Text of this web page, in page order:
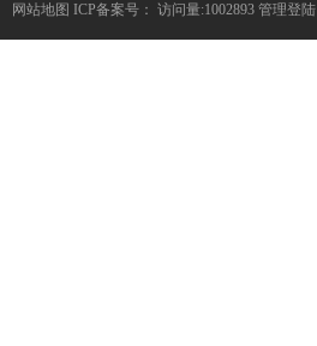
网站地图 ICP备案号： 访问量:1002893 管理登陆